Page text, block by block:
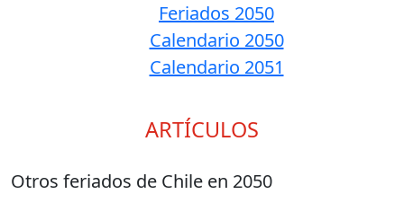
Feriados 2050
Calendario 2050
Calendario 2051
ARTÍCULOS
Otros feriados de Chile en 2050